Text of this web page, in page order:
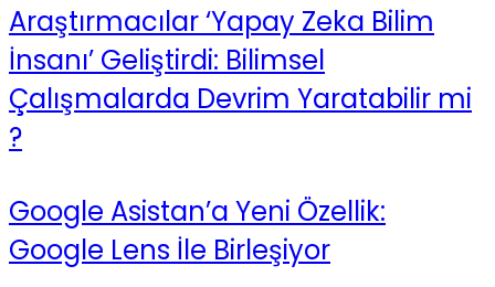
Araştırmacılar ‘Yapay Zeka Bilim
İnsanı’ Geliştirdi: Bilimsel
Çalışmalarda Devrim Yaratabilir mi
?
Google Asistan’a Yeni Özellik:
Google Lens İle Birleşiyor